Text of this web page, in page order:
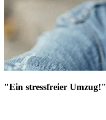
"Ein stressfreier Umzug!"